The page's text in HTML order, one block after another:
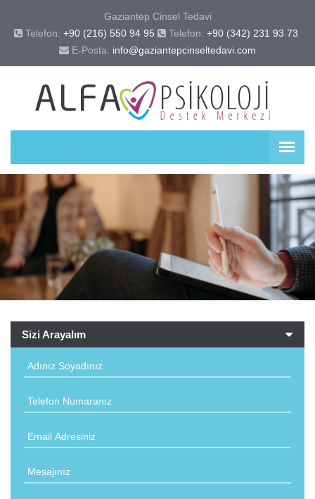
Gaziantep Cinsel Tedavi
Telefon: +90 (216) 550 94 95 Telefon: +90 (342) 231 93 73
E-Posta: info@gaziantepcinseltedavi.com
Sizi Arayalım